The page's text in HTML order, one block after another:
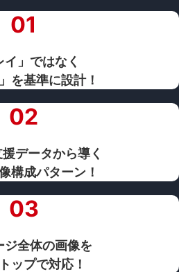
01
イ」ではなく
を基準に設計！
02
データから導く
構成パターン！
03
ジ全体の画像を
ップで対応！